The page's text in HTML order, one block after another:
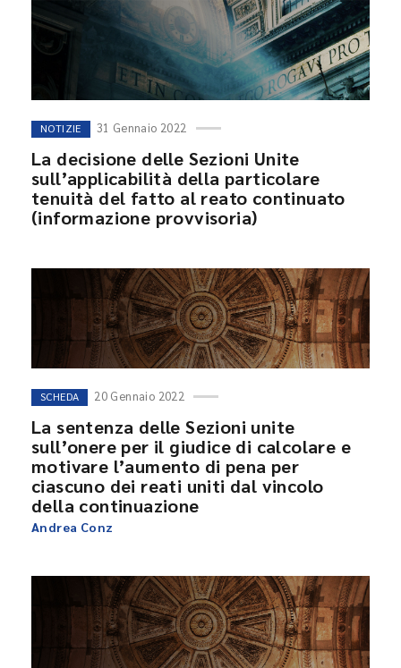
NOTIZIE 31 Gennaio 2022
La decisione delle Sezioni Unite
sull’applicabilità della particolare
tenuità del fatto al reato continuato
(informazione provvisoria)
SCHEDA 20 Gennaio 2022
La sentenza delle Sezioni unite
sull’onere per il giudice di calcolare e
motivare l’aumento di pena per
ciascuno dei reati uniti dal vincolo
della continuazione
Andrea Conz